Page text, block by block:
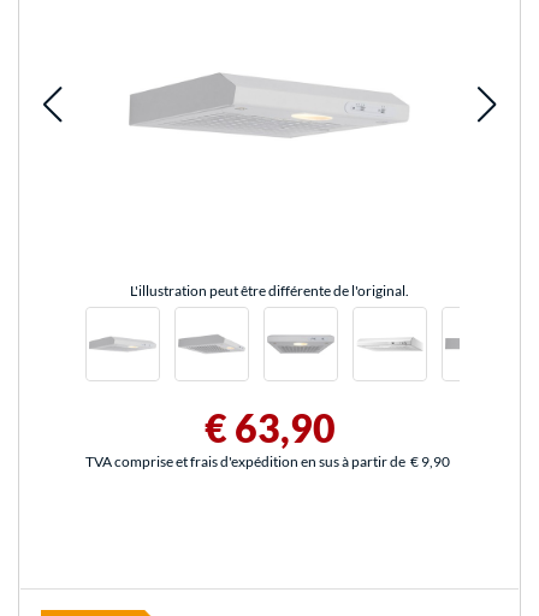
L'illustration peut être différente de l'original.
€ 63,90
TVA comprise et frais d'expédition en sus à partir de € 9,90